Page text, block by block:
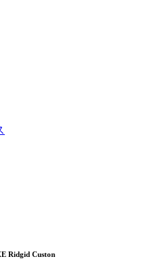
Ridgid Custon